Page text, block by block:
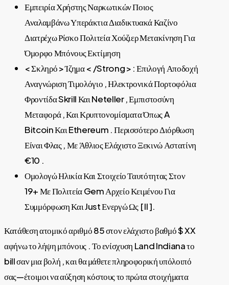
Εμπειρία Χρήστης Ναρκωτικών Ποιος
Αναλαμβάνω Υπεράκτια Διαδικτυακά Καζίνο
Διατρέχω Ρίσκο Πολιτεία Χούζιερ Μετακίνηση Για
Όμορφο Μπόνους Εκτίμηση
< Σκληρό > Ίζημα < /Strong > : Επιλογή Αποδοχή
Αναγνώριση Τιμολόγιο , Ηλεκτρονικά Πορτοφόλια
Φροντίδα Skrill Και Neteller , Εμπιστοσύνη
Μεταφορά , Και Κρυπτονομίσματα Όπως A
Bitcoin Και Ethereum . Περισσότερο Διόρθωση
Είναι Φλας , Με Άθλιος Ελάχιστο Ξεκινώ Αστατίνη
€10 .
Ομολογώ Ηλικία Και Στοιχείο Ταυτότητας Στον
19+ Με Πολιτεία Gem Αρχείο Κειμένου Για
Συμμόρφωση Και Just Ενεργώ Ως [ II ].
Κατάθεση ατομικό αριθμό 85 στον ελάχιστο βαθμό $ XX
αφήνω το λήψη μπόνους . Το ενίσχυση Land Indiana το
bill σαν μια βολή , και θα μάθετε πληροφορική υπόλοιπό
σας—έτοιμοι να αύξηση κόστους το πρώτα στοιχήματα